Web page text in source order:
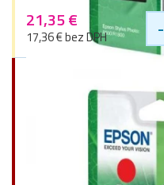
21,35 €
17,36 € bez DPH -